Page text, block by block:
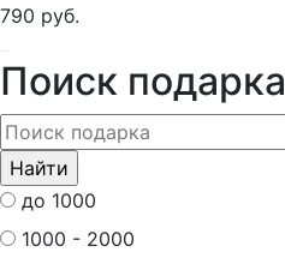
790 руб.
Поиск подарка
до 1000
1000 - 2000